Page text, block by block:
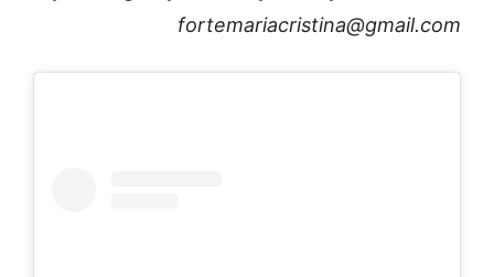
fortemariacristina@gmail.com